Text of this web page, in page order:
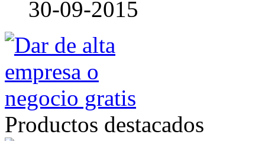
30-09-2015
Productos destacados